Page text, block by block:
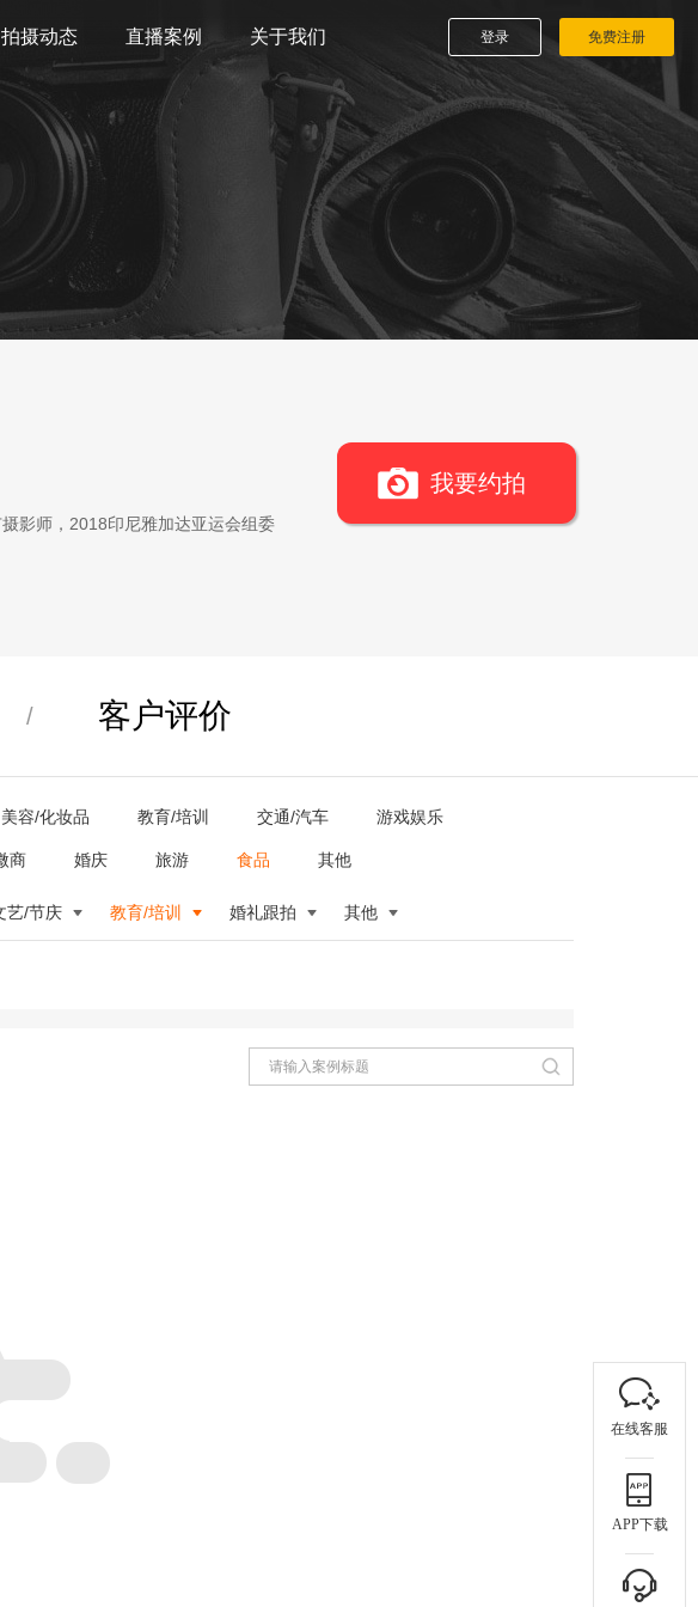
拍摄动态 直播案例 关于我们 登录 免费注册
影师，2018印尼雅加达亚运会组委
我要约拍
/ 客户评价
美容/化妆品 教育/培训 交通/汽车 游戏娱乐
商 婚庆 旅游 食品 其他
艺/节庆 教育/培训 婚礼跟拍 其他
在线客服
APP下载